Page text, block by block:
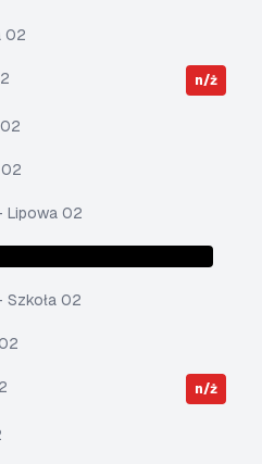
02
n/ż
Lipowa 02
02
n/ż